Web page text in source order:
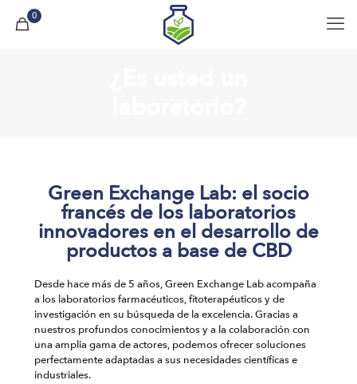
0
Green Exchange Lab: el socio
francés de los laboratorios
innovadores en el desarrollo de
productos a base de CBD
Desde hace más de 5 años, Green Exchange Lab acompaña
a los laboratorios farmacéuticos, fitoterapéuticos y de
investigación en su búsqueda de la excelencia. Gracias a
nuestros profundos conocimientos y a la colaboración con
una amplia gama de actores, podemos ofrecer soluciones
perfectamente adaptadas a sus necesidades científicas e
industriales.